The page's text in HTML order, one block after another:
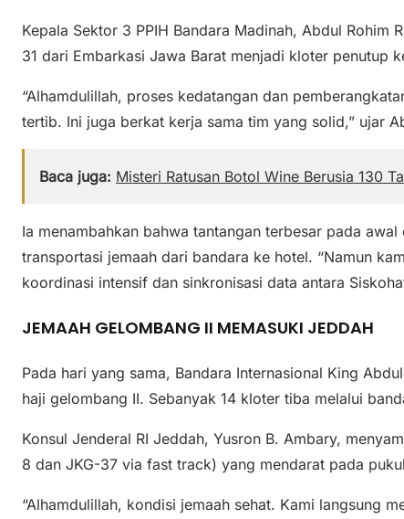
Kepala Sektor 3 PPIH Bandara Madinah, Abdul Rohim
31 dari Embarkasi Jawa Barat menjadi kloter penutup
“Alhamdulillah, proses kedatangan dan
tertib. Ini juga berkat kerja sama tim yang solid,” ujar
Baca juga: Misteri Ratusan Botol Wine Berusia 130
Ia menambahkan bahwa tantangan terbesar pada
transportasi jemaah dari bandara ke hotel. “Namun
koordinasi intensif dan sinkronisasi data antara
JEMAAH GELOMBANG II MEMASUKI JEDDAH
Pada hari yang sama, Bandara Internasional King
haji gelombang II. Sebanyak 14 kloter tiba melalui
Konsul Jenderal RI Jeddah, Yusron B. Ambary,
8 dan JKG-37 via fast track) yang mendarat pada
“Alhamdulillah, kondisi jemaah sehat. Kami langsung